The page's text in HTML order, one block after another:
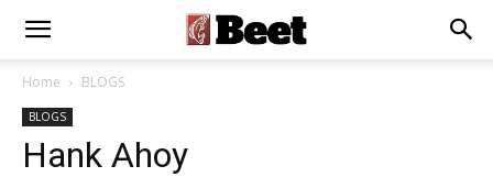
Home BLOGS
BLOGS
Hank Ahoy